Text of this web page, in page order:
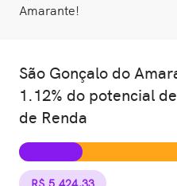
Amarante!
São Gonçalo do
1.12% do potencial
de Renda
R$ 5.424,33